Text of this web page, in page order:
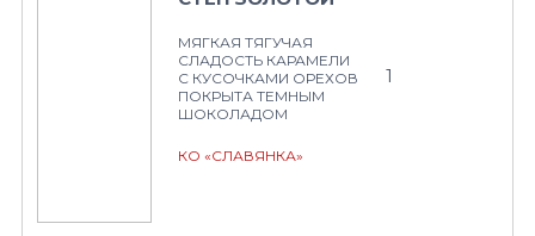
МЯГКАЯ ТЯГУЧАЯ
СЛАДОСТЬ КАРАМЕЛИ
С КУСОЧКАМИ ОРЕХОВ
ПОКРЫТА ТЕМНЫМ
ШОКОЛАДОМ
КО «СЛАВЯНКА»
1